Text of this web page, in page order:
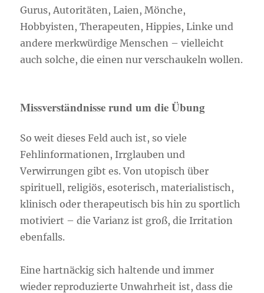
Gurus, Autoritäten, Laien, Mönche,
Hobbyisten, Therapeuten, Hippies, Linke und
andere merkwürdige Menschen – vielleicht
auch solche, die einen nur verschaukeln wollen.
Missverständnisse rund um die Übung
So weit dieses Feld auch ist, so viele
Fehlinformationen, Irrglauben und
Verwirrungen gibt es. Von utopisch über
spirituell, religiös, esoterisch, materialistisch,
klinisch oder therapeutisch bis hin zu sportlich
motiviert – die Varianz ist groß, die Irritation
ebenfalls.
Eine hartnäckig sich haltende und immer
wieder reproduzierte Unwahrheit ist, dass die